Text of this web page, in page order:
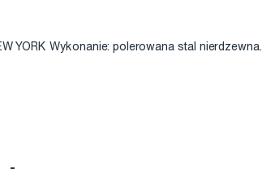
YORK Wykonanie: polerowana stal nierdzewna.